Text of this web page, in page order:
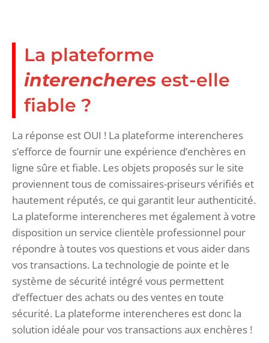
La plateforme
interencheres est-elle
fiable ?
La réponse est OUI ! La plateforme interencheres
s’efforce de fournir une expérience d’enchères en
ligne sûre et fiable. Les objets proposés sur le site
proviennent tous de comissaires-priseurs vérifiés et
hautement réputés, ce qui garantit leur authenticité.
La plateforme interencheres met également à votre
disposition un service clientèle professionnel pour
répondre à toutes vos questions et vous aider dans
vos transactions. La technologie de pointe et le
système de sécurité intégré vous permettent
d’effectuer des achats ou des ventes en toute
sécurité. La plateforme interencheres est donc la
solution idéale pour vos transactions aux enchères !